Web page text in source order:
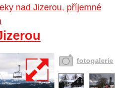
nad Jizerou, příjemné
fotogalerie